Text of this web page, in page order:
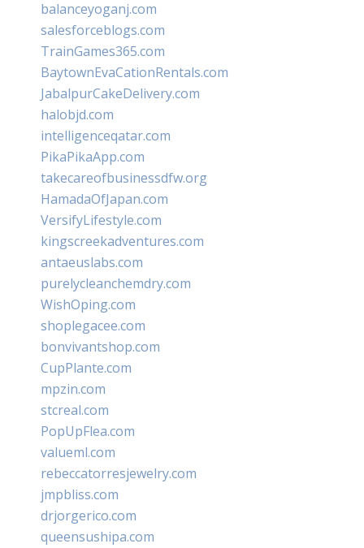
balanceyoganj.com
salesforceblogs.com
TrainGames365.com
BaytownEvaCationRentals.com
JabalpurCakeDelivery.com
halobjd.com
intelligenceqatar.com
PikaPikaApp.com
takecareofbusinessdfw.org
HamadaOfJapan.com
VersifyLifestyle.com
kingscreekadventures.com
antaeuslabs.com
purelycleanchemdry.com
WishOping.com
shoplegacee.com
bonvivantshop.com
CupPlante.com
mpzin.com
stcreal.com
PopUpFlea.com
valueml.com
rebeccatorresjewelry.com
jmpbliss.com
drjorgerico.com
queensushipa.com